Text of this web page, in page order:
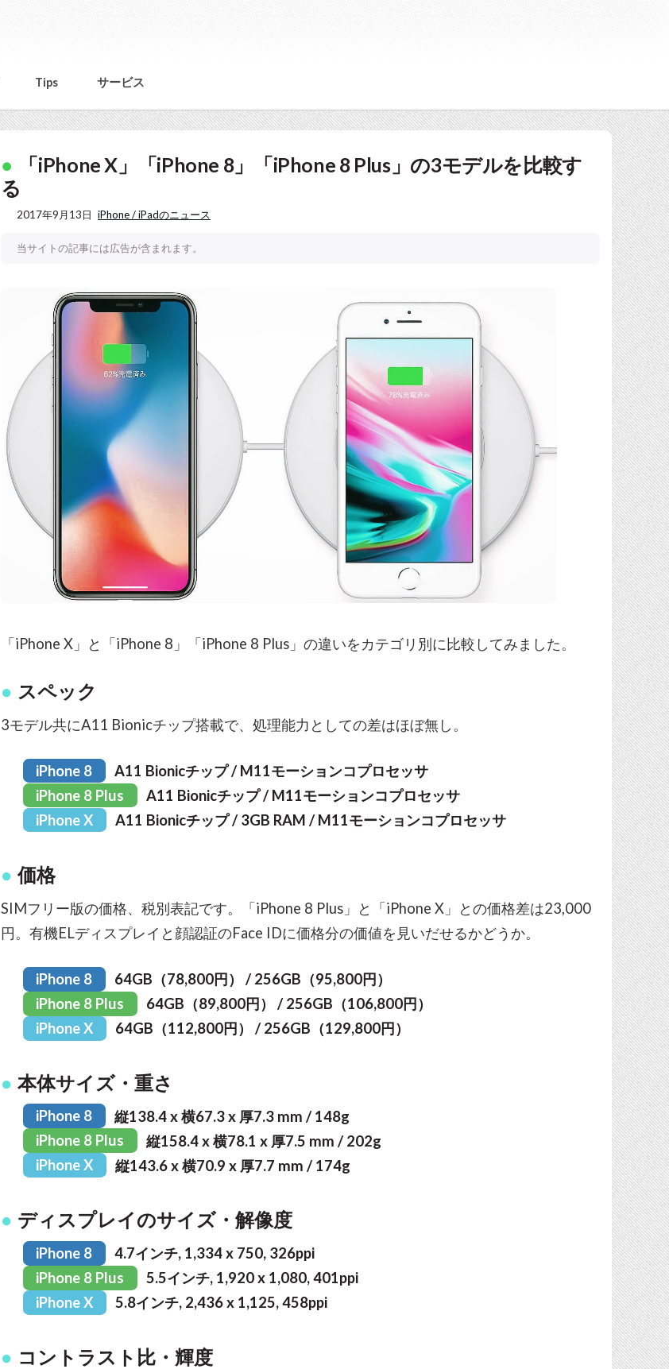
Tips サービス
「iPhone X」「iPhone 8」「iPhone 8 Plus」の3モデルを比較す
る
2017年9月13日 iPhone / iPadのニュース
当サイトの記事には広告が含まれます。
「iPhone X」と「iPhone 8」「iPhone 8 Plus」の違いをカテゴリ別に比較してみました。
スペック
3モデル共にA11 Bionicチップ搭載で、処理能力としての差はほぼ無し。
iPhone 8
A11 Bionicチップ / M11モーションコプロセッサ
iPhone 8 Plus
A11 Bionicチップ / M11モーションコプロセッサ
iPhone X
A11 Bionicチップ / 3GB RAM / M11モーションコプロセッサ
価格
SIMフリー版の価格、税別表記です。「iPhone 8 Plus」と「iPhone X」との価格差は23,000
円。有機ELディスプレイと顔認証のFace IDに価格分の価値を見いだせるかどうか。
iPhone 8
64GB（78,800円） / 256GB（95,800円）
iPhone 8 Plus
64GB（89,800円） / 256GB（106,800円）
iPhone X
64GB（112,800円） / 256GB（129,800円）
本体サイズ・重さ
iPhone 8
縦138.4 x 横67.3 x 厚7.3 mm / 148g
iPhone 8 Plus
縦158.4 x 横78.1 x 厚7.5 mm / 202g
iPhone X
縦143.6 x 横70.9 x 厚7.7 mm / 174g
ディスプレイのサイズ・解像度
iPhone 8
4.7インチ, 1,334 x 750, 326ppi
iPhone 8 Plus
5.5インチ, 1,920 x 1,080, 401ppi
iPhone X
5.8インチ, 2,436 x 1,125, 458ppi
コントラスト比・輝度